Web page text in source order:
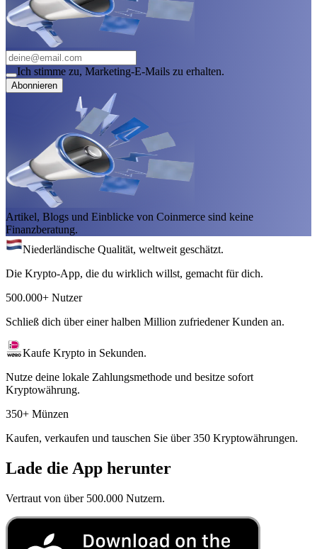
Ich stimme zu, Marketing-E-Mails zu erhalten.
Abonnieren
Artikel, Blogs und Einblicke von Coinmerce sind keine
Finanzberatung.
Niederländische Qualität, weltweit geschätzt.
Die Krypto-App, die du wirklich willst, gemacht für dich.
500.000+ Nutzer
Schließ dich über einer halben Million zufriedener Kunden an.
Kaufe Krypto in Sekunden.
Nutze deine lokale Zahlungsmethode und besitze sofort
Kryptowährung.
350+ Münzen
Kaufen, verkaufen und tauschen Sie über 350 Kryptowährungen.
Lade die App herunter
Vertraut von über 500.000 Nutzern.